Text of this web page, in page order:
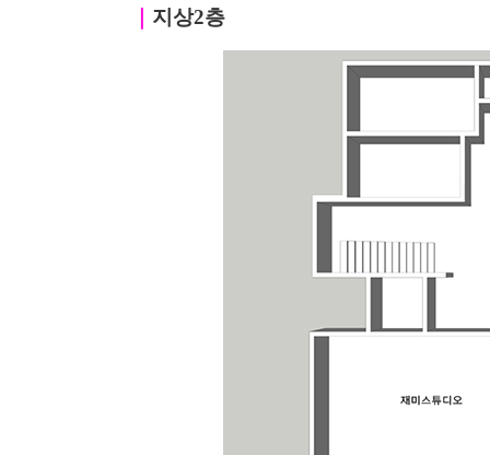
지상2층